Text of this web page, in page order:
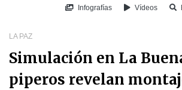
Infografías Vídeos
LA PAZ
Simulación en La
piperos revelan